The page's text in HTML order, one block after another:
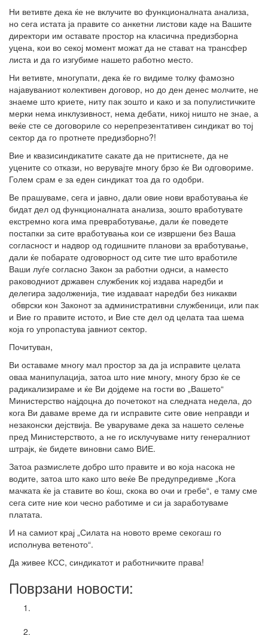
Ни ветивте дека ќе не вклучите во функционалната анализа,
но сега истата ја правите со анкетни листови каде на Вашите
директори им оставате простор на класична предизборна
уцена, кои во секој момент можат да не стават на трансфер
листа и да го изгубиме нашето работно место.
Ни ветивте, многупати, дека ќе го видиме толку фамозно
најавуваниот колективен договор, но до ден денес молчите, не
знаеме што криете, ниту пак зошто и како и за популистичките
мерки нема инклузивност, нема дебати, никој ништо не знае, а
веќе сте се договориле со нерепрезентативен синдикат во тој
сектор да го протнете предизборно?!
Вие и квазисиндикатите сакате да не притиснете, да не
уцените со откази, но верувајте многу брзо ќе Ви одговориме.
Голем срам е за еден синдикат тоа да го одобри.
Ве прашуваме, сега и јавно, дали овие нови вработувања ќе
бидат дел од функционалната анализа, зошто вработувате
екстремно кога има превработување, дали ќе поведете
постапки за сите вработувања кои се извршени без Ваша
согласност и надвор од годишните планови за вработување,
дали ќе побарате одговорност од сите тие што вработиле
Ваши луѓе согласно Закон за работни однси, а наместо
раководниот државен службеник кој издава наредби и
делегира задолженија, тие издаваат наредби без никакви
обврски кон Законот за административни службеници, или пак
и Вие го правите истото, и Вие сте дел од целата таа шема
која го упропастува јавниот сектор.
Почитуван,
Ви оставаме многу мал простор за да ја исправите целата
оваа манипулација, затоа што ние многу, многу брзо ќе се
радикализираме и ќе Ви дојдеме на гости во „Вашето“
Министерство најдоцна до почетокот на следната недела, до
кога Ви даваме време да ги исправите сите овие неправди и
незаконски дејствија. Ве уваруваме дека за нашето селење
пред Министерството, а не го исклучуваме ниту генералниот
штрајк, ќе бидете виновни само ВИЕ.
Затоа размислете добро што правите и во која насока не
водите, затоа што како што веќе Ве предупредивме „Кога
мачката ќе ја ставите во ќош, скока во очи и гребе“, е таму сме
сега сите ние кои чесно работиме и си ја заработуваме
платата.
И на самиот крај „Силата на новото време секогаш го
исполнува ветеното“.
Да живее КСС, синдикатот и работничките права!
Поврзани новости: